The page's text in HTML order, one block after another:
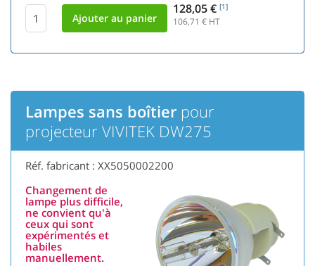
128,05 € [1]
106,71 € HT
Lampes sans boîtier pour
projecteur VIVITEK DW275
Réf. fabricant : XX5050002200
Changement de
lampe plus difficile,
ne convient qu'à
ceux qui sont
expérimentés et
habiles
manuellement.